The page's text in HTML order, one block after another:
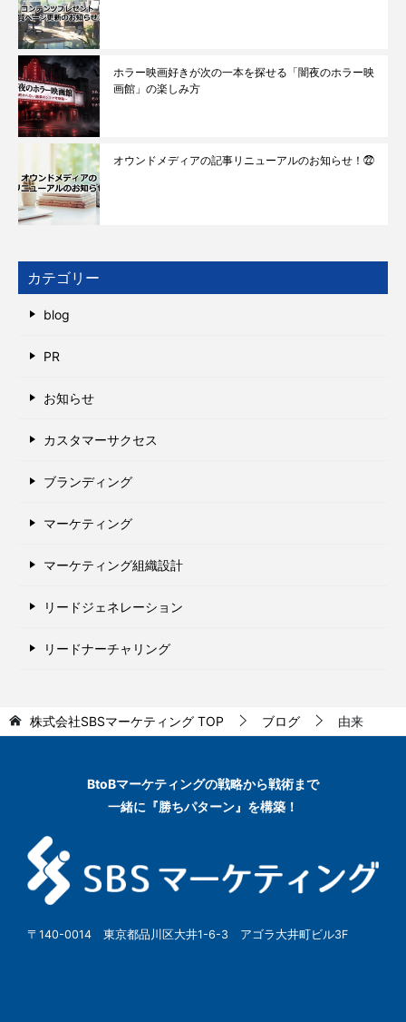
ホラー映画好きが次の一本を探せる「闇夜のホラー映
画館」の楽しみ方
オウンドメディアの記事リニューアルのお知らせ！㉒
カテゴリー
blog
PR
お知らせ
カスタマーサクセス
ブランディング
マーケティング
マーケティング組織設計
リードジェネレーション
リードナーチャリング
株式会社SBSマーケティング TOP ブログ 由来
BtoBマーケティングの戦略から戦術まで
一緒に『勝ちパターン』を構築！
〒140-0014 東京都品川区大井1-6-3 アゴラ大井町ビル3F